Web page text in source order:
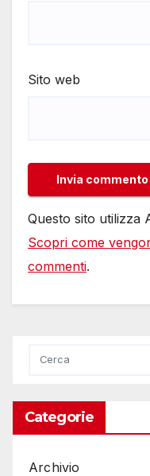
Sito web
Questo sito utilizza
Scopri come
commenti.
Categorie
Archivio